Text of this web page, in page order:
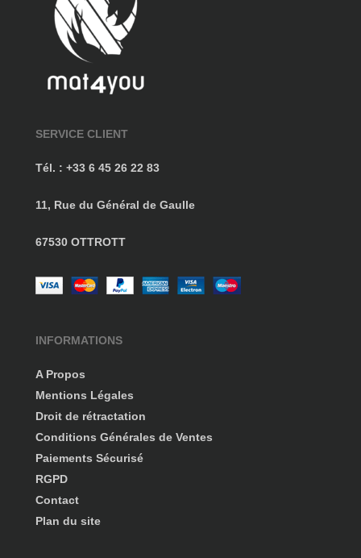
SERVICE CLIENT
Tél. : +33 6 45 26 22 83
11, Rue du Général de Gaulle
67530 OTTROTT
INFORMATIONS
A Propos
Mentions Légales
Droit de rétractation
Conditions Générales de Ventes
Paiements Sécurisé
RGPD
Contact
Plan du site